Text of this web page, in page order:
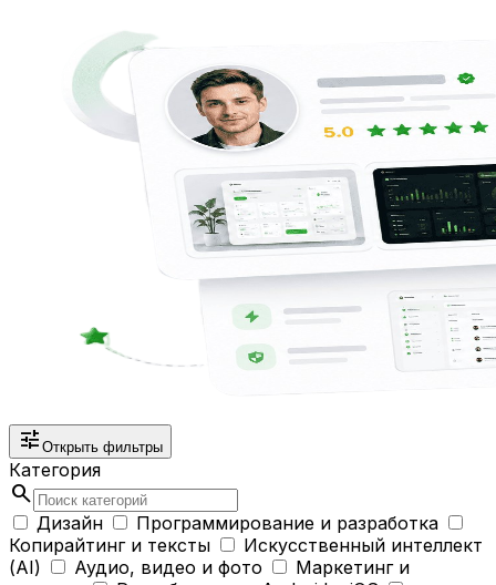
tune Открыть фильтры
Категория
search
Дизайн
Программирование и разработка
Копирайтинг и тексты
Искусственный интеллект
(AI)
Аудио, видео и фото
Маркетинг и